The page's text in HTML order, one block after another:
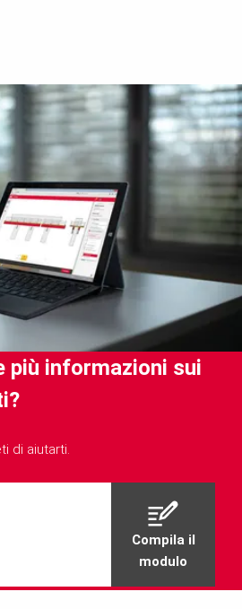
più informazioni sui
di aiutarti.
Compila il
modulo